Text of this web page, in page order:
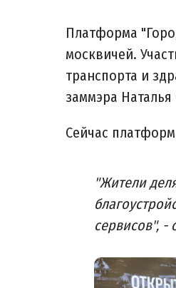
Платформа
москвичей.
транспорта и
заммэра Наталья
Сейчас
"Жители
сервисов", -